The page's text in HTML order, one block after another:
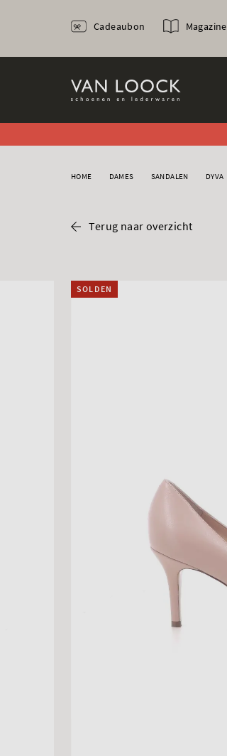
Cadeaubon Magazine
HOME DAMES SANDALEN DYVA
Terug naar overzicht
SOLDEN